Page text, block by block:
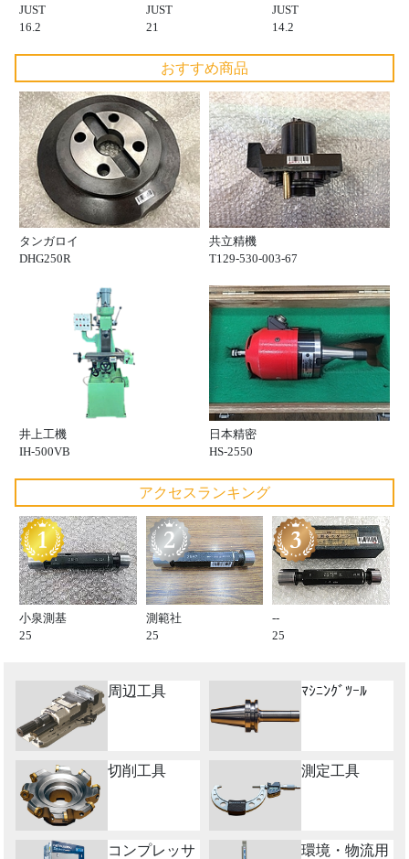
JUST
16.2
JUST
21
JUST
14.2
おすすめ商品
タンガロイ
DHG250R
共立精機
T129-530-003-67
井上工機
IH-500VB
日本精密
HS-2550
アクセスランキング
小泉測基
25
測範社
25
--
25
周辺工具 ﾏｼﾆﾝｸﾞﾂｰﾙ
切削工具 測定工具
コンプレッサ 環境・物流用